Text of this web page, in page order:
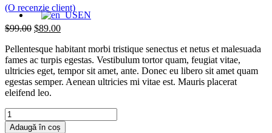
EN
(O recenzie client)
$99.00 $89.00
Pellentesque habitant morbi tristique senectus et netus et malesuada
fames ac turpis egestas. Vestibulum tortor quam, feugiat vitae,
ultricies eget, tempor sit amet, ante. Donec eu libero sit amet quam
egestas semper. Aenean ultricies mi vitae est. Mauris placerat
eleifend leo.
test123
quantity
Adaugă în coș